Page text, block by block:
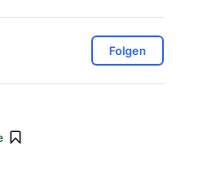
Folgen